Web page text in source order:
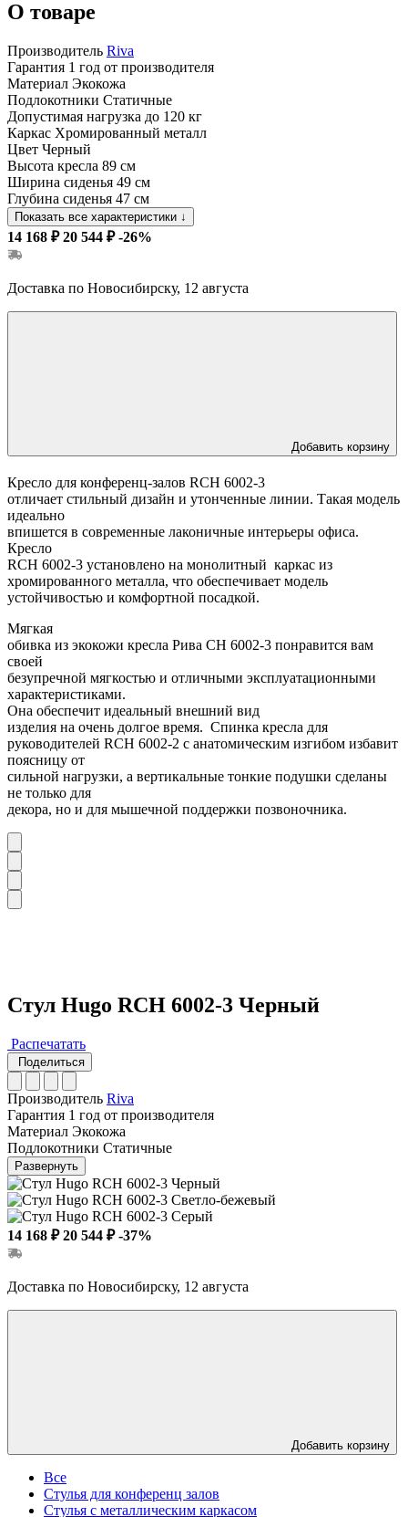
О товаре
Производитель Riva
Гарантия 1 год от производителя
Материал Экокожа
Подлокотники Статичные
Допустимая нагрузка до 120 кг
Каркас Хромированный металл
Цвет Черный
Высота кресла 89 см
Ширина сиденья 49 см
Глубина сиденья 47 см
Показать все характеристики ↓
14 168 ₽ 20 544 ₽ -26%
Доставка по Новосибирску, 12 августа
Добавить корзину
Кресло для конференц-залов RCH 6002-3
отличает стильный дизайн и утонченные линии. Такая модель
идеально
впишется в современные лаконичные интерьеры офиса.
Кресло
RCH 6002-3 установлено на монолитный каркас из
хромированного металла, что обеспечивает модель
устойчивостью и комфортной посадкой.
Мягкая
обивка из экокожи кресла Рива CH 6002-3 понравится вам
своей
безупречной мягкостью и отличными эксплуатационными
характеристиками.
Она обеспечит идеальный внешний вид
изделия на очень долгое время. Спинка кресла для
руководителей RCH 6002-2 с анатомическим изгибом избавит
поясницу от
сильной нагрузки, а вертикальные тонкие подушки сделаны
не только для
декора, но и для мышечной поддержки позвоночника.
Стул Hugo RCH 6002-3 Черный
Распечатать
Поделиться
Производитель Riva
Гарантия 1 год от производителя
Материал Экокожа
Подлокотники Статичные
Развернуть
14 168 ₽ 20 544 ₽ -37%
Доставка по Новосибирску, 12 августа
Добавить корзину
Все
Стулья для конференц залов
Стулья с металлическим каркасом